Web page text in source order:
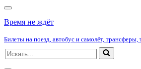
Меню
навигации
Время не ждёт
Билеты на поезд, автобус и самолёт, трансферы,
Искать...